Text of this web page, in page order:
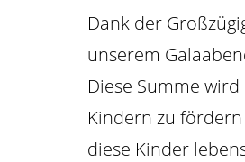
Dank der
unserem
Diese Summe
Kindern zu
diese Kinder